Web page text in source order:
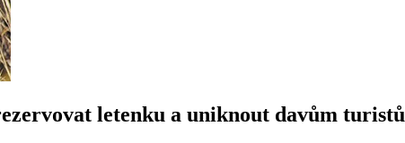
letenku a uniknout davům turistů